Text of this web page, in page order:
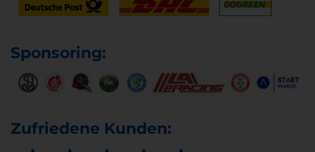
Sponsoring:
Zufriedene Kunden: